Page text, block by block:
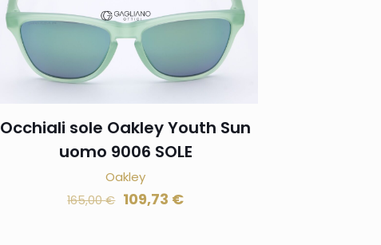
Occhiali sole Oakley Youth Sun
uomo 9006 SOLE
Oakley
165,00€ 109,73 €